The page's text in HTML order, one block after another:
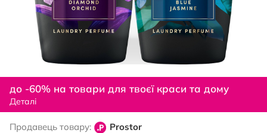
початку
галереї
до -60% на товари для твоєї краси та дому
Деталі
Продавець товару: Prostor